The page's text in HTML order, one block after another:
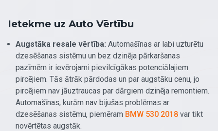
Ietekme uz Auto Vērtību
Augstāka resale vērtība: Automašīnas ar labi uzturētu
dzesēšanas sistēmu un bez dzinēja pārkaršanas
pazīmēm ir ievērojami pievilcīgākas potenciālajiem
pircējiem. Tās ātrāk pārdodas un par augstāku cenu, jo
pircējiem nav jāuztraucas par dārgiem dzinēja remontiem.
Automašīnas, kurām nav bijušas problēmas ar
dzesēšanas sistēmu, piemēram BMW 530 2018 var tikt
novērtētas augstāk.